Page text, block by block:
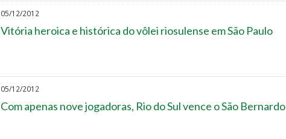
05/12/2012
Vitória heroica e histórica do vôlei riosulense em São Paulo
05/12/2012
Com apenas nove jogadoras, Rio do Sul vence o São Bernardo